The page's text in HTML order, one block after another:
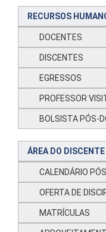
RECURSOS
DOCENTES
DISCENTES
EGRESSOS
PROFESSOR
BOLSISTA PÓS-
ÁREA DO DISCENTE
CALENDÁRIO
OFERTA DE
MATRÍCULAS